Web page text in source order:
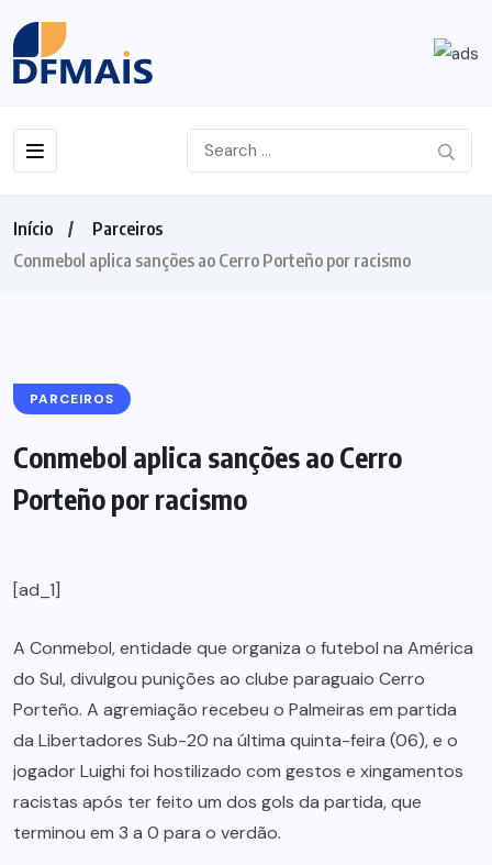
Início
Parceiros
Conmebol aplica sanções ao Cerro Porteño por racismo
PARCEIROS
Conmebol aplica sanções ao Cerro
Porteño por racismo
[ad_1]
A Conmebol, entidade que organiza o futebol na América
do Sul, divulgou punições ao clube paraguaio Cerro
Porteño. A agremiação recebeu o Palmeiras em partida
da Libertadores Sub-20 na última quinta-feira (06), e o
jogador Luighi foi hostilizado com gestos e xingamentos
racistas após ter feito um dos gols da partida, que
terminou em 3 a 0 para o verdão.